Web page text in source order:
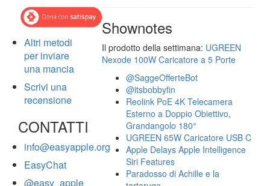
Altri metodi
per inviare
una mancia
Scrivi una
recensione
CONTATTI
info@easyapple.org
EasyChat
@easy_apple
Shownotes
Il prodotto della settimana: UGREEN
Nexode 100W Caricatore a 5 Porte
@SaggeOfferteBot
@itsbobbyfin
Reolink PoE 4K Telecamera
Esterno a Doppio Obiettivo,
Grandangolo 180°
UGREEN 65W Caricatore USB C
Apple Delays Apple Intelligence
Siri Features
Paradosso di Achille e la